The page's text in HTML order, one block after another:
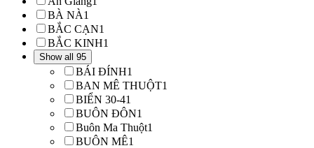
BÀ NÀ1
BẮC CẠN1
BẮC KINH1
Show all 95
BÁI ĐÍNH1
BAN MÊ THUỘT1
BIỂN 30-41
BUÔN ĐÔN1
Buôn Ma Thuột1
BUÔN MÊ1